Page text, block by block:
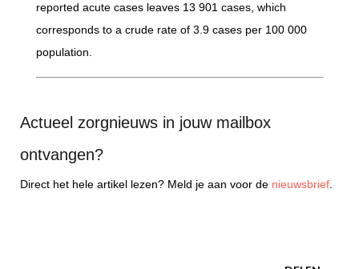
reported acute cases leaves 13 901 cases, which
corresponds to a crude rate of 3.9 cases per 100 000
population.
Actueel zorgnieuws in jouw mailbox
ontvangen?
Direct het hele artikel lezen? Meld je aan voor de nieuwsbrief